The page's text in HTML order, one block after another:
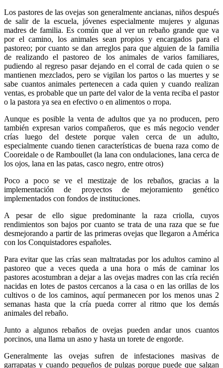
Los pastores de las ovejas son generalmente ancianas, niños después
de salir de la escuela, jóvenes especialmente mujeres y algunas
madres de familia. Es común que al ver un rebaño grande que va
por el camino, los animales sean propios y encargados para el
pastoreo; por cuanto se dan arreglos para que alguien de la familia
de realizando el pastoreo de los animales de varios familiares,
pudiendo al regreso pasar dejando en el corral de cada quien o se
mantienen mezclados, pero se vigilan los partos o las muertes y se
sabe cuantos animales pertenecen a cada quien y cuando realizan
ventas, es probable que un parte del valor de la venta reciba el pastor
o la pastora ya sea en efectivo o en alimentos o rropa.
Aunque es posible la venta de adultos que ya no producen, pero
también expresan varios compañeros, que es más negocio vender
crías luego del destete porque valen cerca de un adulto,
especialmente cuando tienen características de buena raza como de
Cooreidale o de Ramboullet (la lana con ondulaciones, lana cerca de
los ojos, lana en las patas, casco negro, entre otros)
Poco a poco se ve el mestizaje de los rebaños, gracias a la
implementación de proyectos de mejoramiento genético
implementados con fondos de instituciones.
A pesar de ello sigue predominante la raza criolla, cuyos
rendimientos son bajos por cuanto se trata de una raza que se fue
desmejorando a partir de las primeras ovejas que llegaron a América
con los Conquistadores españoles.
Para evitar que las crías sean maltratadas por los adultos camino al
pastoreo que a veces queda a una hora o más de caminar los
pastores acostumbran a dejar a las ovejas madres con las cría recién
nacidas en lotes de pastos cercanos a la casa o en las orillas de los
cultivos o de los caminos, aquí permanecen por los menos unas 2
semanas hasta que la cría pueda correr al ritmo que los demás
animales del rebaño.
Junto a algunos rebaños de ovejas pueden andar unos cuantos
porcinos, una llama un asno y hasta un torete de engorde.
Generalmente las ovejas sufren de infestaciones masivas de
garrapatas y cuando pequeños de pulgas porque puede que salgan